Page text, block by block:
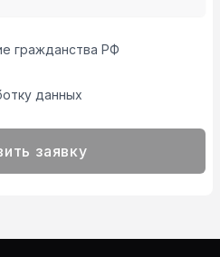
гражданства РФ
данных
заявку